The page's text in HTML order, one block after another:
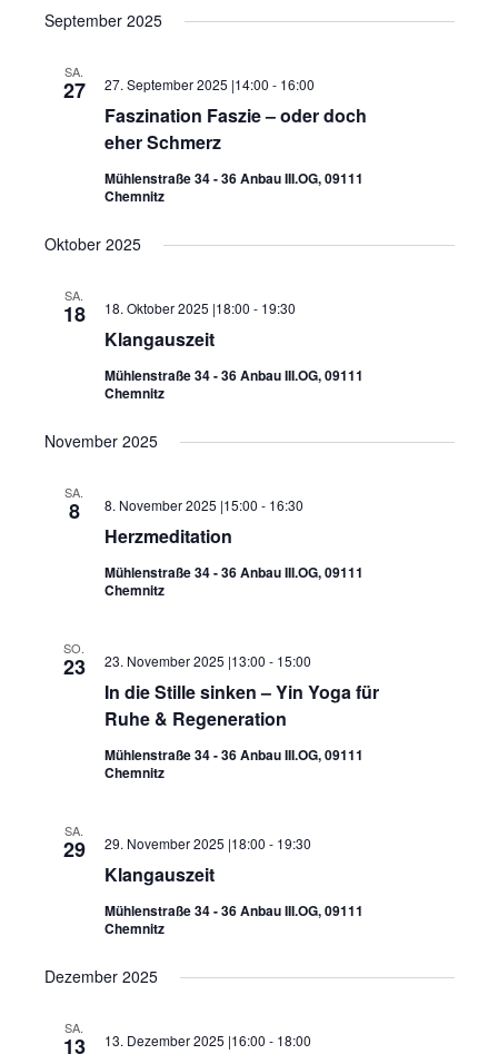
September 2025
SA.
27
Faszination Faszie – oder doch
eher Schmerz
27. September 2025 |14:00 - 16:00
Mühlenstraße 34 - 36 Anbau III.OG, 09111
Chemnitz
Oktober 2025
SA.
18
Klangauszeit
18. Oktober 2025 |18:00 - 19:30
Mühlenstraße 34 - 36 Anbau III.OG, 09111
Chemnitz
November 2025
SA.
8
Herzmeditation
8. November 2025 |15:00 - 16:30
Mühlenstraße 34 - 36 Anbau III.OG, 09111
Chemnitz
SO.
23
In die Stille sinken – Yin Yoga für
Ruhe & Regeneration
23. November 2025 |13:00 - 15:00
Mühlenstraße 34 - 36 Anbau III.OG, 09111
Chemnitz
SA.
29
Klangauszeit
29. November 2025 |18:00 - 19:30
Mühlenstraße 34 - 36 Anbau III.OG, 09111
Chemnitz
Dezember 2025
SA.
13 13. Dezember 2025 |16:00 - 18:00